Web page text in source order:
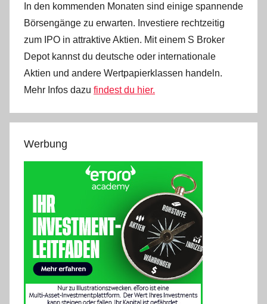
In den kommenden Monaten sind einige spannende
Börsengänge zu erwarten. Investiere rechtzeitig
zum IPO in attraktive Aktien. Mit einem S Broker
Depot kannst du deutsche oder internationale
Aktien und andere Wertpapierklassen handeln.
Mehr Infos dazu findest du hier.
Werbung